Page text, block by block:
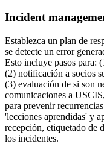
Incident
Establezca un plan de
se detecte un error
Esto incluye pasos para:
(2) notificación a socios
(3) evaluación de si son
comunicaciones a
para prevenir
'lecciones aprendidas' y
recepción, etiquetado de
los incidentes.